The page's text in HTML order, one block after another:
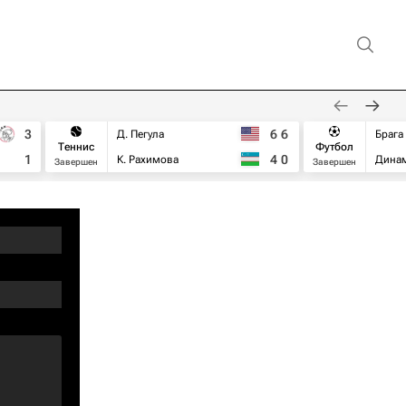
3
1
Теннис
Завершен
Д. Пегула
К. Рахимова
6 6
4 0
Футбол
Завершен
Брага